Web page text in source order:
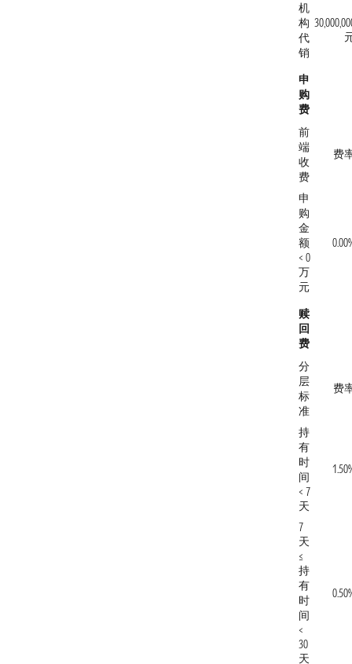
机
构
代
销
申
购
费
前
端
收
费
费
申
购
金
额
< 0
万
元
赎
回
费
分
层
标
准
费
持
有
时
间
< 7
天
7
天
≤
持
有
时
间
<
30
天